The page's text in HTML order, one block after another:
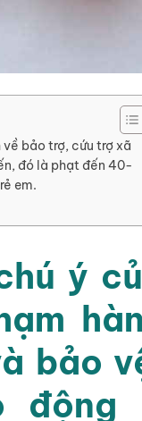
bảo trợ, cứu trợ xã
đó là phạt đến 40-
em.
ý
bảo
động